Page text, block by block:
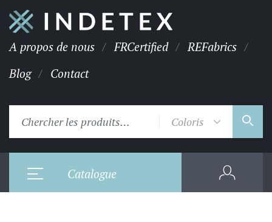
A propos de nous FRCertified
REFabrics
Blog
Contact
Coloris
Catalogue